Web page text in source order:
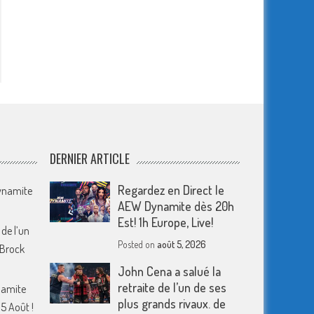
l’un
Août !
DERNIER ARTICLE
Regardez en Direct le
AEW Dynamite dès 20h
Est! 1h Europe, Live!
Posted on août 5, 2026
John Cena a salué la
retraite de l’un de ses
plus grands rivaux. de